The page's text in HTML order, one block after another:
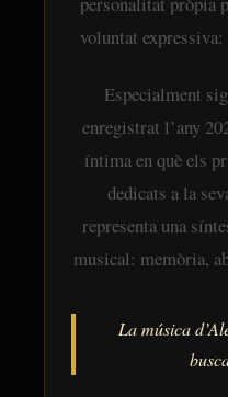
voluntat
Especialment
enregistrat l’any
íntima en què els
dedicats a la
representa una
musical: memòria,
La música